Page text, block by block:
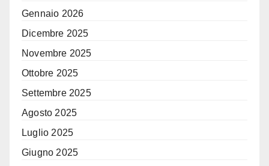
Gennaio 2026
Dicembre 2025
Novembre 2025
Ottobre 2025
Settembre 2025
Agosto 2025
Luglio 2025
Giugno 2025